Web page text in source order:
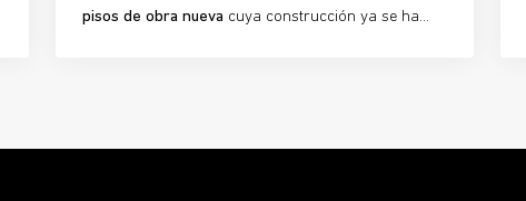
pisos de obra nueva cuya construcción ya se ha
realidad, y los futuros propietarios pueden empezar